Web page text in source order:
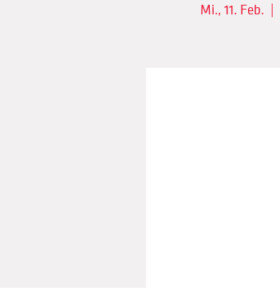
Mi., 11. Feb.